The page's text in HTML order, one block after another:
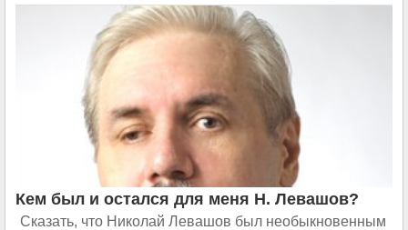
Кем был и остался для меня Н. Левашов?
Сказать, что Николай Левашов был необыкновенным